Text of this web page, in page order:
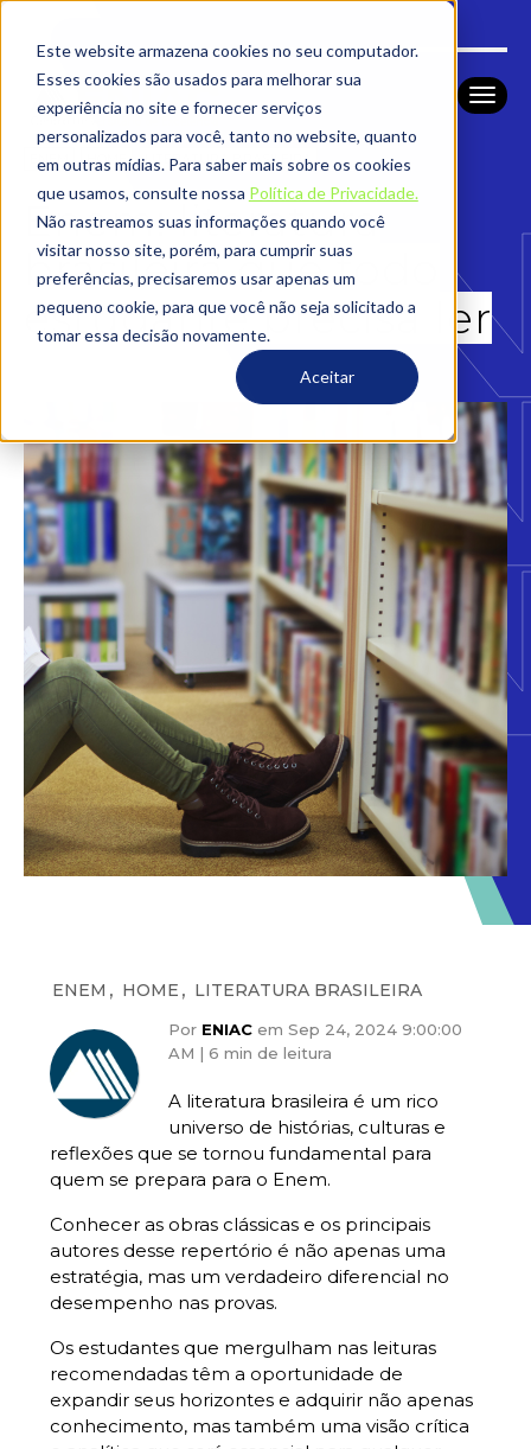
Este website armazena cookies no seu computador.
Esses cookies são usados ​​para melhorar sua
experiência no site e fornecer serviços
personalizados para você, tanto no website, quanto
em outras mídias. Para saber mais sobre os cookies
que usamos, consulte nossa Política de Privacidade.
Não rastreamos suas informações quando você
visitar nosso site, porém, para cumprir suas
preferências, precisaremos usar apenas um
pequeno cookie, para que você não seja solicitado a
tomar essa decisão novamente.
Aceitar
ENEM HOME LITERATURA BRASILEIRA
Enem: literatura
brasileira que todo
estudante precisa ler
ENEM , HOME , LITERATURA BRASILEIRA
Por ENIAC em Sep 24, 2024 9:00:00
AM |6 min de leitura
A literatura brasileira é um rico
universo de histórias, culturas e
reflexões que se tornou fundamental para
quem se prepara para o Enem.
Conhecer as obras clássicas e os principais
autores desse repertório é não apenas uma
estratégia, mas um verdadeiro diferencial no
desempenho nas provas.
Os estudantes que mergulham nas leituras
recomendadas têm a oportunidade de
expandir seus horizontes e adquirir não apenas
conhecimento, mas também uma visão crítica